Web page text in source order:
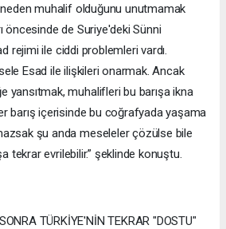
muhalif olduğunu unutmamak
öncesinde de Suriye'deki Sünni
rejimi ile ciddi problemleri vardı.
Esad ile ilişkileri onarmak. Ancak
yansıtmak, muhalifleri bu barışa ikna
barış içerisinde bu coğrafyada yaşama
şu anda meseleler çözülse bile
tekrar evrilebilir.” şeklinde konuştu.
TÜRKİYE'NİN TEKRAR "DOSTU"